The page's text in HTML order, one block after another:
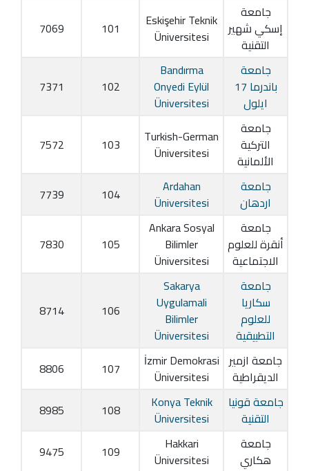
جامعة
إسكي شهير
التقنية
Eskişehir Teknik
Üniversitesi
101
7069
جامعة
باندرما 17
ايلول
Bandırma
Onyedi Eylül
Üniversitesi
102
7371
جامعة
التركية
الألمانية
Turkish-German
Üniversitesi
103
7572
جامعة
اردهان
Ardahan
Üniversitesi
104
7739
جامعة
أنقرة للعلوم
الاجتماعية
Ankara Sosyal
Bilimler
Üniversitesi
105
7830
جامعة
سكاريا
للعلوم
التطبيقية
Sakarya
Uygulamali
Bilimler
Üniversitesi
106
8714
جامعة ازمير
الديقراطية
İzmir Demokrasi
Üniversitesi
107
8806
جامعة قونيا
التقنية
Konya Teknik
Üniversitesi
108
8985
جامعة
هكاري
Hakkari
Üniversitesi
109
9475